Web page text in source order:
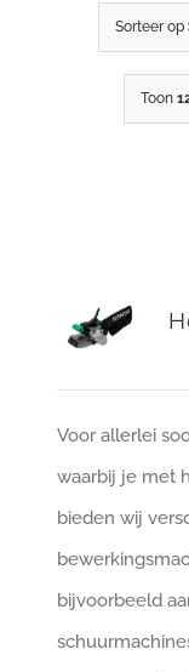
Sorteer op
Toon
Voor allerlei
waarbij je met
bieden wij
bijvoorbeeld